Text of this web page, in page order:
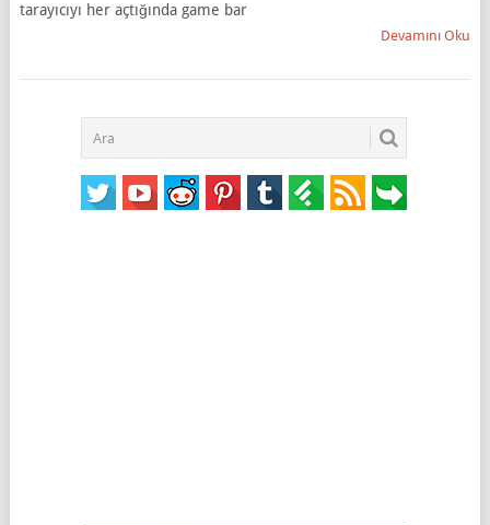
tarayıcıyı her açtığında game bar
Devamını Oku